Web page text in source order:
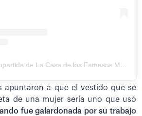
Una publicación compartida de La Casa de los Famosos México (@lacasafamososmx)
apuntaron a que el vestido que se
de una mujer sería uno que usó
fue galardonada por su trabajo